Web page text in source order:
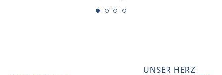
UNSER HERZ